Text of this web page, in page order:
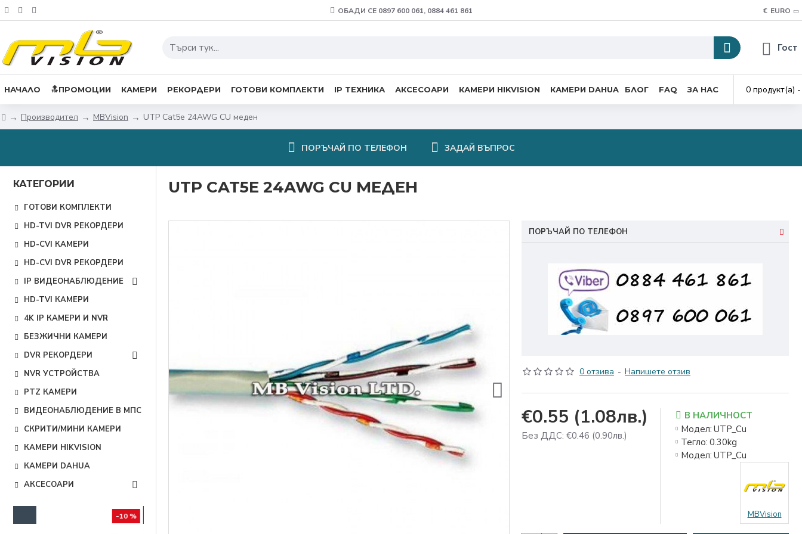
ОБАДИ СЕ 0897 600 061, 0884 461 861 € EURO
Гост
НАЧАЛО 🔝ПРОМОЦИИ КАМЕРИ РЕКОРДЕРИ ГОТОВИ КОМПЛЕКТИ IP ТЕХНИКА АКСЕСОАРИ КАМЕРИ HIKVISION КАМЕРИ DAHUA БЛОГ FAQ ЗА НАС 0 продукт(а)
Производител MBVision UTP Cat5e 24AWG CU меден
ПОРЪЧАЙ ПО ТЕЛЕФОН ЗАДАЙ ВЪПРОС
КАТЕГОРИИ
ГОТОВИ КОМПЛЕКТИ
HD-TVI DVR РЕКОРДЕРИ
HD-CVI КАМЕРИ
HD-CVI DVR РЕКОРДЕРИ
IP ВИДЕОНАБЛЮДЕНИЕ
HD-TVI КАМЕРИ
4K IP КАМЕРИ И NVR
БЕЗЖИЧНИ КАМЕРИ
DVR РЕКОРДЕРИ
NVR УСТРОЙСТВА
PTZ КАМЕРИ
ВИДЕОНАБЛЮДЕНИЕ В МПС
СКРИТИ/МИНИ КАМЕРИ
КАМЕРИ HIKVISION
КАМЕРИ DAHUA
АКСЕСОАРИ
-5 %
UTP CAT5E 24AWG CU МЕДЕН
ПОРЪЧАЙ ПО ТЕЛЕФОН
0 отзива - Напишете отзив
€0.55 (1.08лв.)
Без ДДС: €0.46 (0.90лв.)
В НАЛИЧНОСТ
Модел: UTP_Cu
Тегло: 0.30kg
Модел: UTP_Cu
MBVision